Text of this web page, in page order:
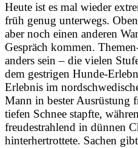
Heute ist es mal wieder
früh genug unterwegs.
aber noch einen anderen
Gespräch kommen.
anders sein – die vielen
dem gestrigen Hunde-
Erlebnis im
Mann in bester Ausrüstung
tiefen Schnee stapfte,
freudestrahlend in dünnen
hinterhertrottete. Sachen